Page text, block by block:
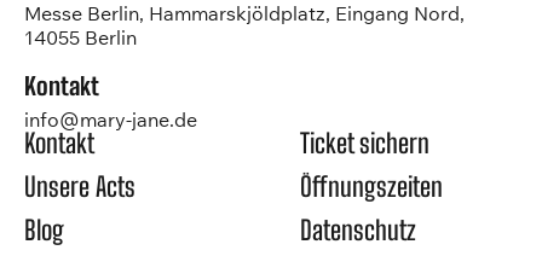
Messe Berlin, Hammarskjöldplatz, Eingang Nord,
14055 Berlin
Kontakt
info@mary-jane.de
Datenschutz
Kontakt
Ticket sichern
Unsere Acts
Öffnungszeiten
Blog